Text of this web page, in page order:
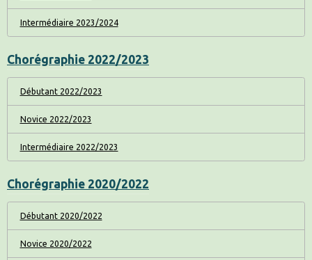
Intermédiaire 2023/2024
Chorégraphie 2022/2023
Débutant 2022/2023
Novice 2022/2023
Intermédiaire 2022/2023
Chorégraphie 2020/2022
Débutant 2020/2022
Novice 2020/2022